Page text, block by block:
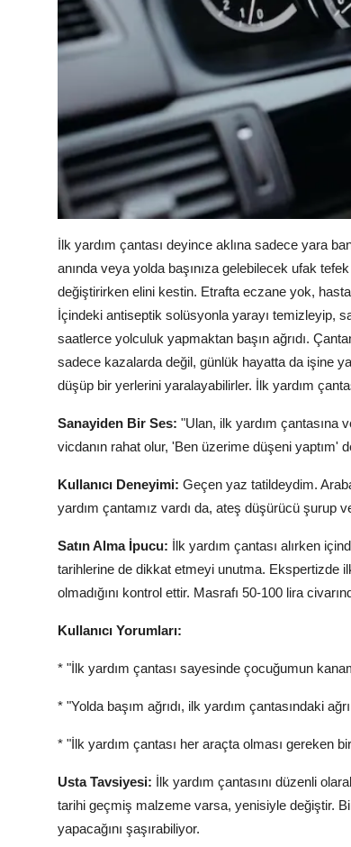
İlk yardım çantası deyince aklına sadece yara
anında veya yolda başınıza gelebilecek ufak
değiştirirken elini kestin. Etrafta eczane yok,
İçindeki antiseptik solüsyonla yarayı temizleyip,
saatlerce yolculuk yapmaktan başın ağrıdı.
sadece kazalarda değil, günlük hayatta da işine
düşüp bir yerlerini yaralayabilirler. İlk yardım
Sanayiden Bir Ses: "Ulan, ilk yardım çantasına
vicdanın rahat olur, 'Ben üzerime düşeni yaptım'
Kullanıcı Deneyimi: Geçen yaz tatildeydim.
yardım çantamız vardı da, ateş düşürücü şurup
Satın Alma İpucu: İlk yardım çantası alırken
tarihlerine de dikkat etmeyi unutma. Ekspertizde
olmadığını kontrol ettir. Masrafı 50-100 lira
Kullanıcı Yorumları:
* "İlk yardım çantası sayesinde çocuğumun
* "Yolda başım ağrıdı, ilk yardım çantasındaki
* "İlk yardım çantası her araçta olması gereken
Usta Tavsiyesi: İlk yardım çantasını düzenli
tarihi geçmiş malzeme varsa, yenisiyle değiştir.
yapacağını şaşırabiliyor.